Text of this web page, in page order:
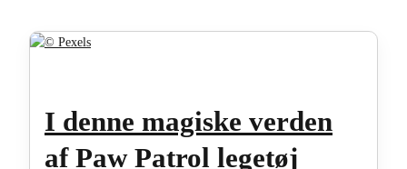
I denne magiske verden
af Paw Patrol legetøj